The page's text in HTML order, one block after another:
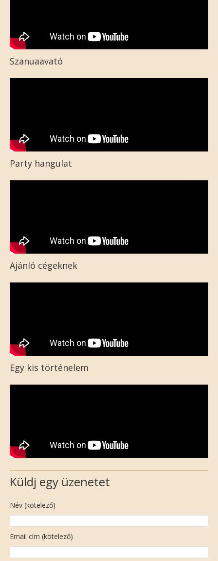
Szanuaavató
Party hangulat
Ajánló cégeknek
Egy kis történelem
Küldj egy üzenetet
Név (kötelező)
Email cím (kötelező)